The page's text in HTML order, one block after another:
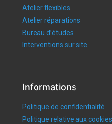
Atelier flexibles
Atelier réparations
Bureau d’études
Interventions sur site
Informations
Politique de confidentialité
Politique relative aux cookies